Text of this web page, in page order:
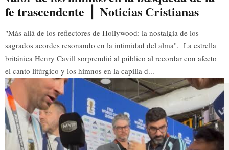
fe trascendente ⎪ Noticias Cristianas
"Más allá de los reflectores de Hollywood: la nostalgia de los
sagrados acordes resonando en la intimidad del alma". La estrella
británica Henry Cavill sorprendió al público al recordar con afecto
el canto litúrgico y los himnos en la capilla d...